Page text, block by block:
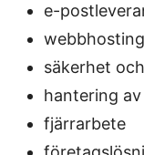
e-
webbhosting
säkerhet
hantering
fjärrarbete